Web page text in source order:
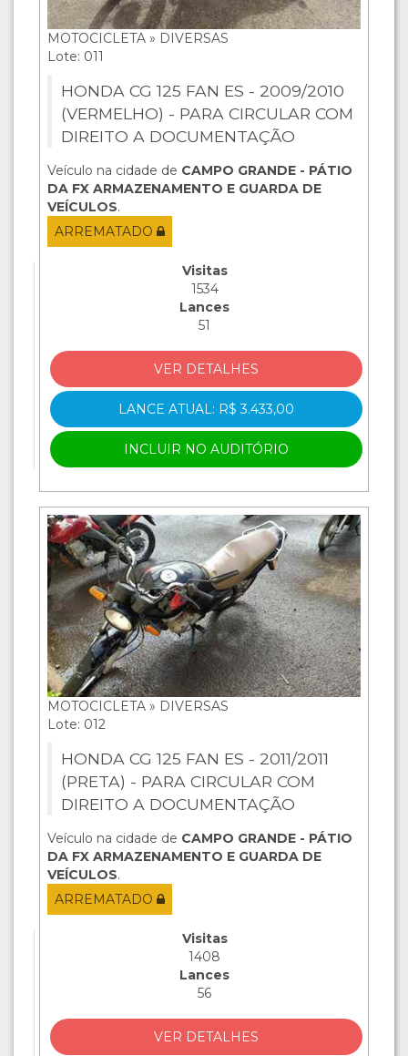
MOTOCICLETA » DIVERSAS
Lote: 011
HONDA CG 125 FAN ES - 2009/2010
(VERMELHO) - PARA CIRCULAR COM
DIREITO A DOCUMENTAÇÃO
Veículo na cidade de CAMPO GRANDE - PÁTIO
DA FX ARMAZENAMENTO E GUARDA DE
VEÍCULOS.
ARREMATADO
Visitas
1534
Lances
51
VER DETALHES
LANCE ATUAL: R$ 3.433,00
INCLUIR NO AUDITÓRIO
MOTOCICLETA » DIVERSAS
Lote: 012
HONDA CG 125 FAN ES - 2011/2011
(PRETA) - PARA CIRCULAR COM
DIREITO A DOCUMENTAÇÃO
Veículo na cidade de CAMPO GRANDE - PÁTIO
DA FX ARMAZENAMENTO E GUARDA DE
VEÍCULOS.
ARREMATADO
Visitas
1408
Lances
56
VER DETALHES